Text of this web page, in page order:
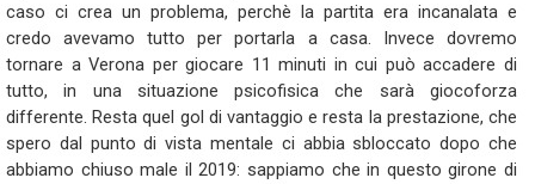
caso ci crea un problema, perchè la partita era incanalata e
credo avevamo tutto per portarla a casa. Invece dovremo
tornare a Verona per giocare 11 minuti in cui può accadere di
tutto, in una situazione psicofisica che sarà giocoforza
differente. Resta quel gol di vantaggio e resta la prestazione, che
spero dal punto di vista mentale ci abbia sbloccato dopo che
abbiamo chiuso male il 2019: sappiamo che in questo girone di